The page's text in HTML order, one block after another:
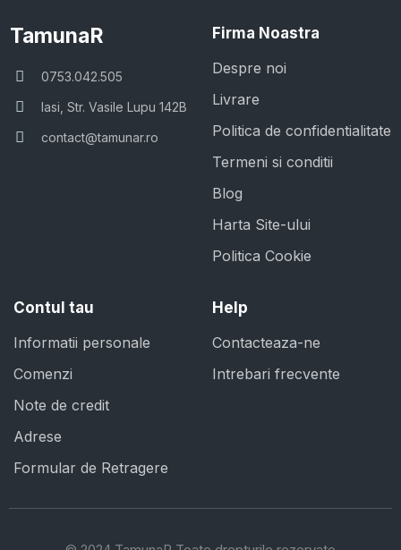
TamunaR
0753.042.505
Iasi, Str. Vasile Lupu 142B
contact@tamunar.ro
Firma Noastra
Despre noi
Livrare
Politica de confidentialitate
Termeni si conditii
Blog
Harta Site-ului
Politica Cookie
Contul tau
Informatii personale
Comenzi
Note de credit
Adrese
Formular de Retragere
Help
Contacteaza-ne
Intrebari frecvente